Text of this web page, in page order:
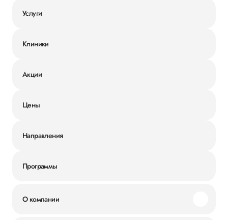
Услуги
Клиники
Акции
Цены
Направления
Программы
О компании